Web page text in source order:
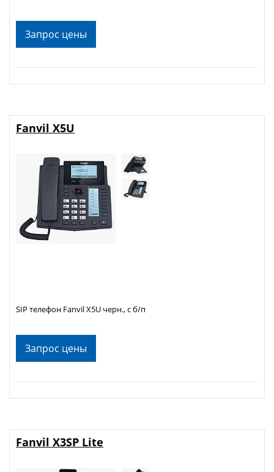
Запрос цены
Запрос цены
Fanvil X5U
SIP телефон Fanvil X5U черн., с б/п
Fanvil X3SP Lite